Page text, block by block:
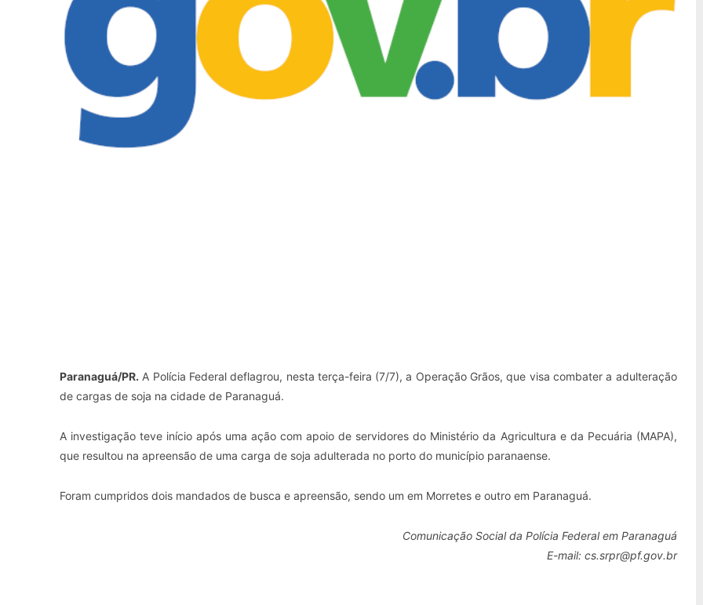
Paranaguá/PR. A Polícia Federal deflagrou, nesta terça-feira (7/7), a Operação Grãos, que visa combater a adulteração
de cargas de soja na cidade de Paranaguá.
A investigação teve início após uma ação com apoio de servidores do Ministério da Agricultura e da Pecuária (MAPA),
que resultou na apreensão de uma carga de soja adulterada no porto do município paranaense.
Foram cumpridos dois mandados de busca e apreensão, sendo um em Morretes e outro em Paranaguá.
Comunicação Social da Polícia Federal em Paranaguá
E-mail: cs.srpr@pf.gov.br